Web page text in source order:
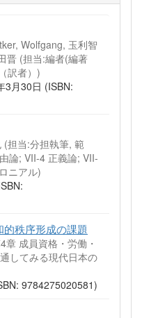
Wolfgang, 玉利智
晋 (担当:編者(編著
訳者）)
3月30日 (ISBN:
担当:分担執筆, 範
論; VII-4 正義論; VII-
ニアル)
秩序形成の課題
成員資格・労働・
してみる現代日本の
9784275020581)